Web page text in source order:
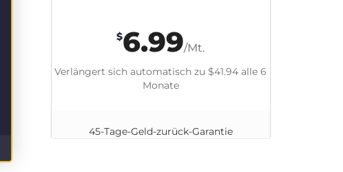
$6.99/Mt.
Verlängert sich automatisch zu $41.94 alle 6
Monate
45-Tage-Geld-zurück-Garantie